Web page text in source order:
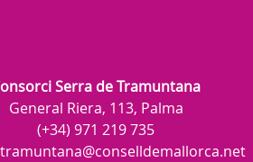
Serra de Tramuntana
General Riera, 113, Palma
(+34) 971 219 735